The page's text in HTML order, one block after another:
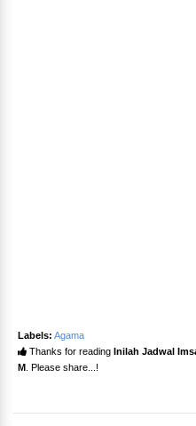
Labels: Agama
Thanks for reading Inilah Jadwal
M . Please share...!